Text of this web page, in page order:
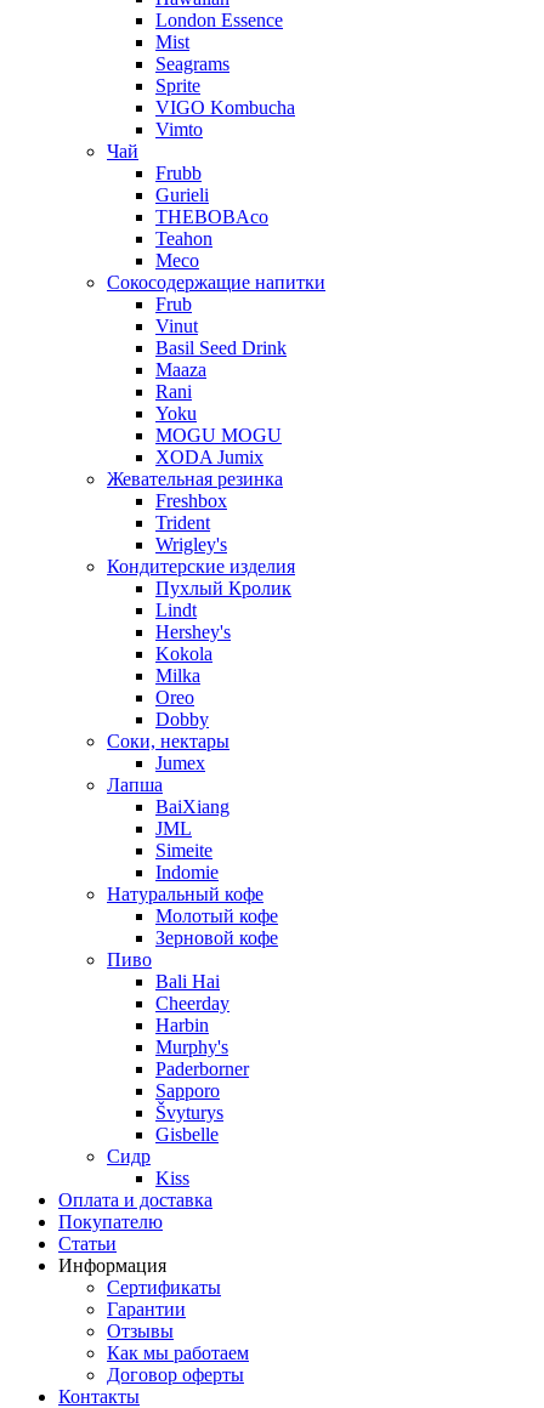
London Essence
Mist
Seagrams
Sprite
VIGO Kombucha
Vimto
Чай
Frubb
Gurieli
THEBOBAco
Teahon
Meco
Сокосодержащие напитки
Frub
Vinut
Basil Seed Drink
Maaza
Rani
Yoku
MOGU MOGU
XODA Jumix
Жевательная резинка
Freshbox
Trident
Wrigley's
Кондитерские изделия
Пухлый Кролик
Lindt
Hershey's
Kokola
Milka
Oreo
Dobby
Соки, нектары
Jumex
Лапша
BaiXiang
JML
Simeite
Indomie
Натуральный кофе
Молотый кофе
Зерновой кофе
Пиво
Bali Hai
Cheerday
Harbin
Murphy's
Paderborner
Sapporo
Švyturys
Gisbelle
Сидр
Kiss
Оплата и доставка
Покупателю
Статьи
Информация
Сертификаты
Гарантии
Отзывы
Как мы работаем
Договор оферты
Контакты